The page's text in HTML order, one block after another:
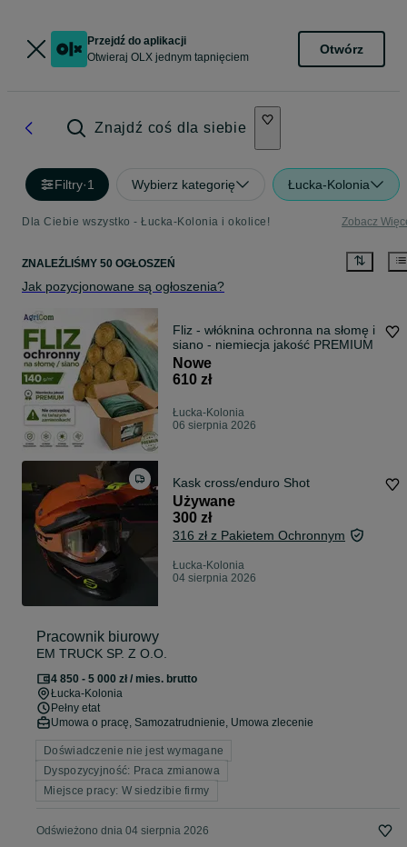
Przejdź do aplikacji
Otwieraj OLX jednym tapnięciem
Otwórz
Znajdź coś dla siebie
Filtry·1 Wybierz kategorię Łucka-Kolonia
Dla Ciebie wszystko - Łucka-Kolonia i okolice! Zobacz
ZNALEŹLIŚMY 50 OGŁOSZEŃ
Jak pozycjonowane są ogłoszenia?
Fliz - włóknina ochronna na słomę i
siano - niemiecja jakość PREMIUM
Nowe
610 zł
Łucka-Kolonia
06 sierpnia 2026
Kask cross/enduro Shot
Używane
300 zł
316 zł z Pakietem Ochronnym
Łucka-Kolonia
04 sierpnia 2026
Pracownik biurowy
EM TRUCK SP. Z O.O.
4 850 - 5 000 zł / mies. brutto
Łucka-Kolonia
Pełny etat
Umowa o pracę, Samozatrudnienie, Umowa zlecenie
Doświadczenie nie jest wymagane
Dyspozycyjność: Praca zmianowa
Miejsce pracy: W siedzibie firmy
Odświeżono dnia 04 sierpnia 2026